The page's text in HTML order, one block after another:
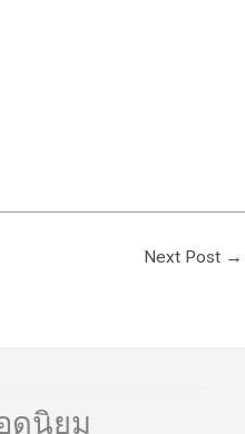
Next Post →
ดนิยม